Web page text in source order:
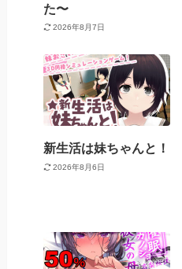
た〜
2026年8月7日
新生活は妹ちゃんと！
2026年8月6日